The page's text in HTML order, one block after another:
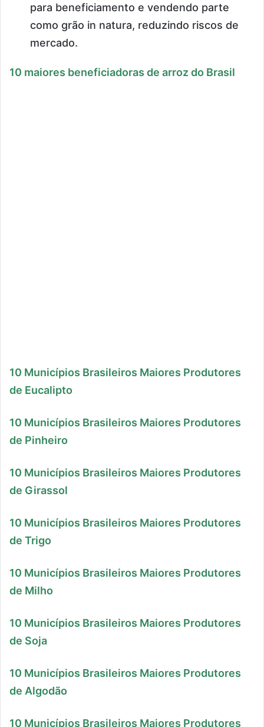
para beneficiamento e vendendo parte
como grão in natura, reduzindo riscos de
mercado.
10 maiores beneficiadoras de arroz do Brasil
10 Municípios Brasileiros Maiores Produtores
de Eucalipto
10 Municípios Brasileiros Maiores Produtores
de Pinheiro
10 Municípios Brasileiros Maiores Produtores
de Girassol
10 Municípios Brasileiros Maiores Produtores
de Trigo
10 Municípios Brasileiros Maiores Produtores
de Milho
10 Municípios Brasileiros Maiores Produtores
de Soja
10 Municípios Brasileiros Maiores Produtores
de Algodão
10 Municípios Brasileiros Maiores Produtores